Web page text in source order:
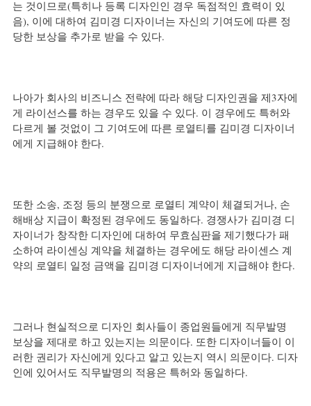
는 것이므로(특히나 등록 디자인인 경우 독점적인 효력이 있
음), 이에 대하여 김미경 디자이너는 자신의 기여도에 따른 정
당한 보상을 추가로 받을 수 있다.
나아가 회사의 비즈니스 전략에 따라 해당 디자인권을 제3자에
게 라이선스를 하는 경우도 있을 수 있다. 이 경우에도 특허와
다르게 볼 것없이 그 기여도에 따른 로열티를 김미경 디자이너
에게 지급해야 한다.
또한 소송, 조정 등의 분쟁으로 로열티 계약이 체결되거나, 손
해배상 지급이 확정된 경우에도 동일하다. 경쟁사가 김미경 디
자이너가 창작한 디자인에 대하여 무효심판을 제기했다가 패
소하여 라이센싱 계약을 체결하는 경우에도 해당 라이센스 계
약의 로열티 일정 금액을 김미경 디자이너에게 지급해야 한다.
그러나 현실적으로 디자인 회사들이 종업원들에게 직무발명
보상을 제대로 하고 있는지는 의문이다. 또한 디자이너들이 이
러한 권리가 자신에게 있다고 알고 있는지 역시 의문이다. 디자
인에 있어서도 직무발명의 적용은 특허와 동일하다.